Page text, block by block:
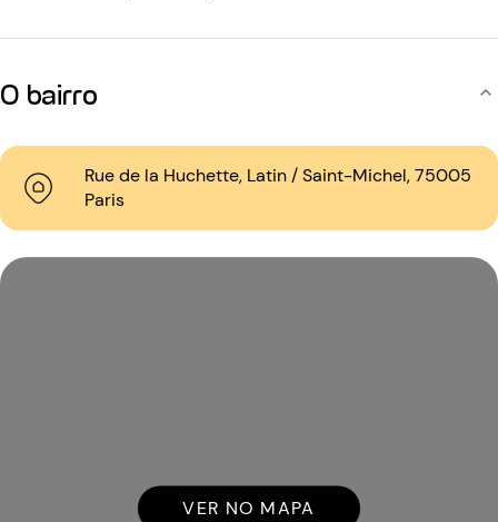
O bairro
Rue de la Huchette, Latin / Saint-Michel, 75005
Paris
VER NO MAPA